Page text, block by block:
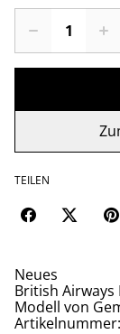
TEILEN
Neues
British Airways
Modell von
Artikelnummer: